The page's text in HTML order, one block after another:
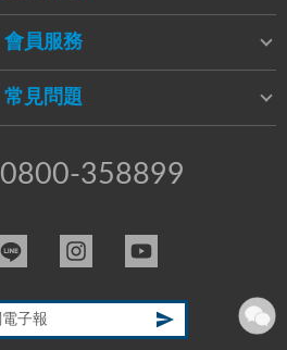
會員服務
常見問題
0800-358899